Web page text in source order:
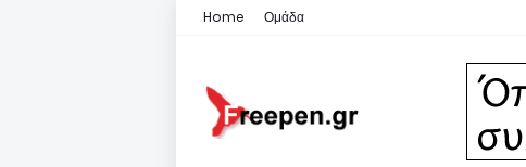
Home Ομάδα